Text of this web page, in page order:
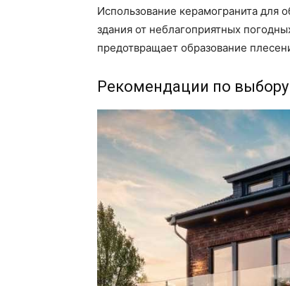
Использование керамогранита для
здания от неблагоприятных
предотвращает образование
Рекомендации по выбору